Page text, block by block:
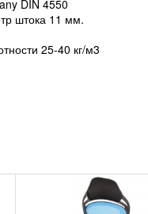
DIN 4550
штока 11 мм.
25-40 кг/м3